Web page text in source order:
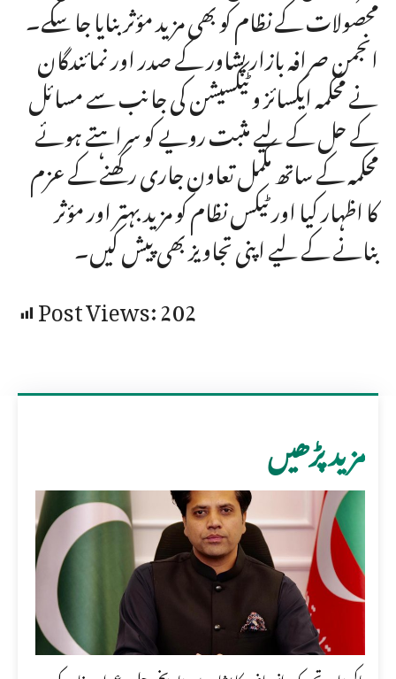
محصولات کے نظام کو بھی مزید مؤثر بنایا جا سکے۔
انجمن صرافہ بازار پشاور کے صدر اور نمائندگان
نے محکمہ ایکسائز و ٹیکسیشن کی جانب سے مسائل
کے حل کے لیے مثبت رویے کو سراہتے ہوئے
محکمہ کے ساتھ مکمل تعاون جاری رکھنے کے عزم
کا اظہار کیا اور ٹیکس نظام کو مزید بہتر اور مؤثر
بنانے کے لیے اپنی تجاویز بھی پیش کیں۔
Post Views:202
مزید پڑھیں